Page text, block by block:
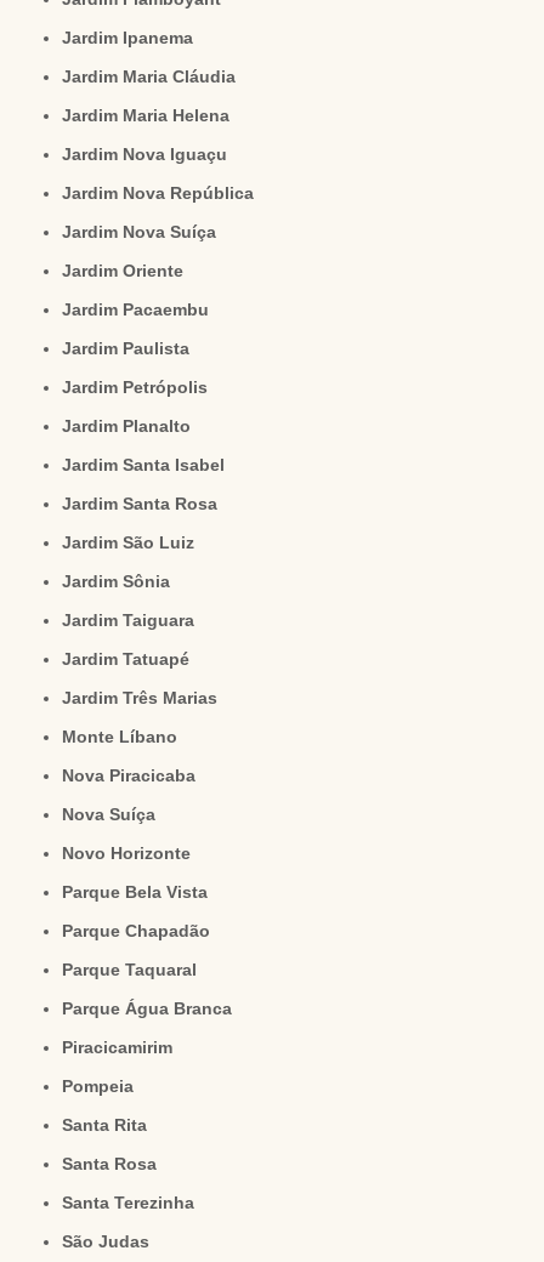
Jardim Ipanema
Jardim Maria Cláudia
Jardim Maria Helena
Jardim Nova Iguaçu
Jardim Nova República
Jardim Nova Suíça
Jardim Oriente
Jardim Pacaembu
Jardim Paulista
Jardim Petrópolis
Jardim Planalto
Jardim Santa Isabel
Jardim Santa Rosa
Jardim São Luiz
Jardim Sônia
Jardim Taiguara
Jardim Tatuapé
Jardim Três Marias
Monte Líbano
Nova Piracicaba
Nova Suíça
Novo Horizonte
Parque Bela Vista
Parque Chapadão
Parque Taquaral
Parque Água Branca
Piracicamirim
Pompeia
Santa Rita
Santa Rosa
Santa Terezinha
São Judas